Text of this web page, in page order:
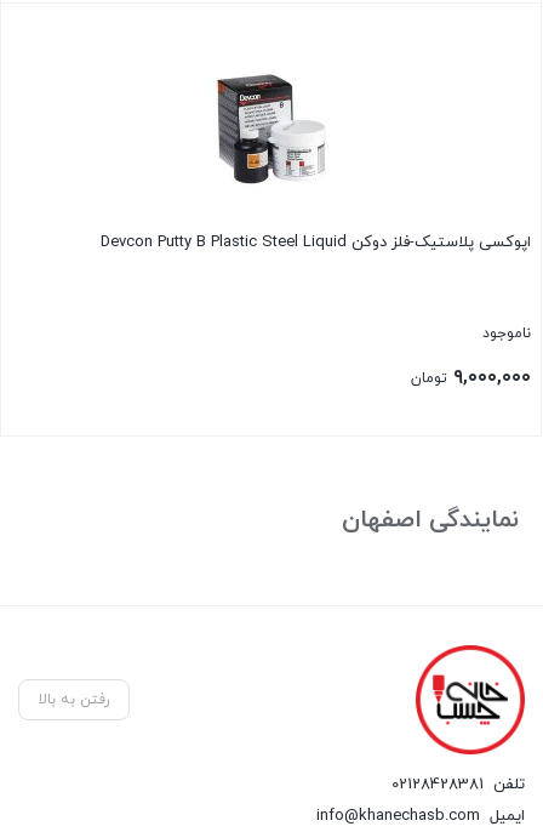
اپوکسی پلاستیک-فلز دوکن Devcon Putty B Plastic Steel Liquid
ناموجود
۹,۰۰۰,۰۰۰ تومان
نمایندگی اصفهان
رفتن به بالا
تلفن 02128428381
ایمیل info@khanechasb.com